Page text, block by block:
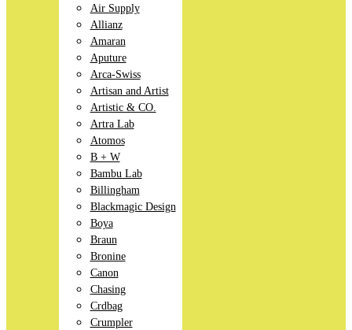
Air Supply
Allianz
Amaran
Aputure
Arca-Swiss
Artisan and Artist
Artistic & CO.
Artra Lab
Atomos
B + W
Bambu Lab
Billingham
Blackmagic Design
Boya
Braun
Bronine
Canon
Chasing
Crdbag
Crumpler